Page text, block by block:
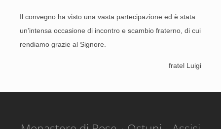
Il convegno ha visto una vasta partecipazione ed è stata
un’intensa occasione di incontro e scambio fraterno, di cui
rendiamo grazie al Signore.
fratel Luigi